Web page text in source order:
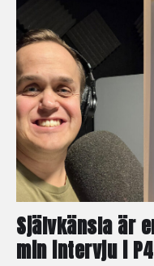
Självkänsla är
min intervju i